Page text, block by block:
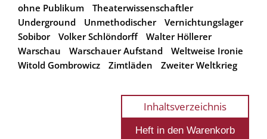
ohne Publikum
Theaterwissenschaftler
Underground
Unmethodischer
Vernichtungslager
Sobibor
Volker Schlöndorff
Walter Höllerer
Warschau
Warschauer Aufstand
Weltweise Ironie
Witold Gombrowicz
Zimtläden Zweiter Weltkrieg
Inhaltsverzeichnis